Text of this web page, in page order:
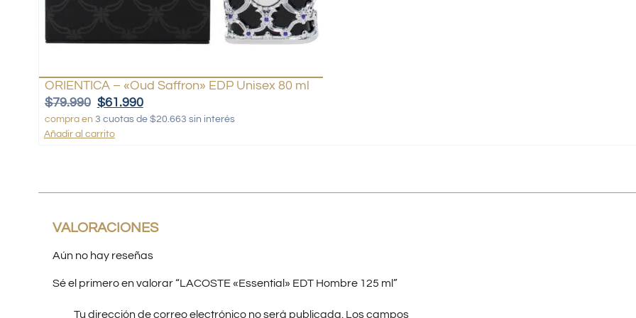
ORIENTICA – «Oud Saffron» EDP Unisex 80 ml
$79.990 $61.990
compra en 3 cuotas de $20.663 sin interés
Añadir al carrito
VALORACIONES
Aún no hay reseñas
Sé el primero en valorar “LACOSTE «Essential» EDT Hombre 125 ml”
Tu dirección de correo electrónico no será publicada. Los campos